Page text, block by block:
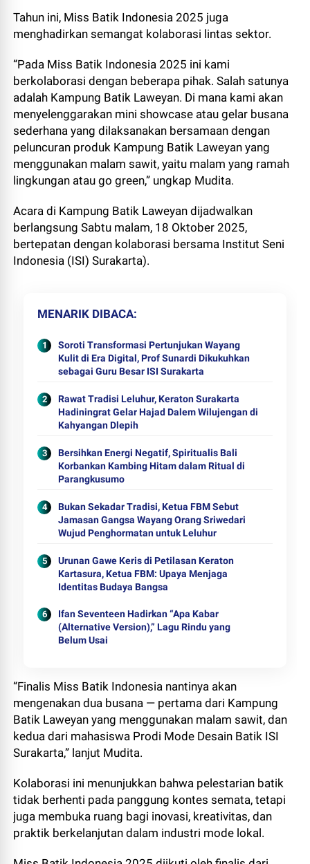
Tahun ini, Miss Batik Indonesia 2025 juga
menghadirkan semangat kolaborasi lintas sektor.
“Pada Miss Batik Indonesia 2025 ini kami
berkolaborasi dengan beberapa pihak. Salah satunya
adalah Kampung Batik Laweyan. Di mana kami akan
menyelenggarakan mini showcase atau gelar busana
sederhana yang dilaksanakan bersamaan dengan
peluncuran produk Kampung Batik Laweyan yang
menggunakan malam sawit, yaitu malam yang ramah
lingkungan atau go green,” ungkap Mudita.
Acara di Kampung Batik Laweyan dijadwalkan
berlangsung Sabtu malam, 18 Oktober 2025,
bertepatan dengan kolaborasi bersama Institut Seni
Indonesia (ISI) Surakarta).
MENARIK DIBACA
Soroti Transformasi Pertunjukan Wayang
Kulit di Era Digital, Prof Sunardi Dikukuhkan
sebagai Guru Besar ISI Surakarta
Rawat Tradisi Leluhur, Keraton Surakarta
Hadiningrat Gelar Hajad Dalem Wilujengan di
Kahyangan Dlepih
Bersihkan Energi Negatif, Spiritualis Bali
Korbankan Kambing Hitam dalam Ritual di
Parangkusumo
Bukan Sekadar Tradisi, Ketua FBM Sebut
Jamasan Gangsa Wayang Orang Sriwedari
Wujud Penghormatan untuk Leluhur
Urunan Gawe Keris di Petilasan Keraton
Kartasura, Ketua FBM: Upaya Menjaga
Identitas Budaya Bangsa
Ifan Seventeen Hadirkan “Apa Kabar
(Alternative Version),” Lagu Rindu yang
Belum Usai
“Finalis Miss Batik Indonesia nantinya akan
mengenakan dua busana — pertama dari Kampung
Batik Laweyan yang menggunakan malam sawit, dan
kedua dari mahasiswa Prodi Mode Desain Batik ISI
Surakarta,” lanjut Mudita.
Kolaborasi ini menunjukkan bahwa pelestarian batik
tidak berhenti pada panggung kontes semata, tetapi
juga membuka ruang bagi inovasi, kreativitas, dan
praktik berkelanjutan dalam industri mode lokal.